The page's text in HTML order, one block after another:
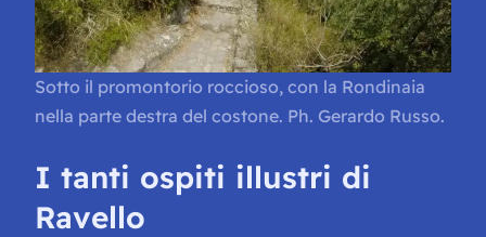
Sotto il promontorio roccioso, con la Rondinaia
nella parte destra del costone. Ph. Gerardo Russo.
I tanti ospiti illustri di
Ravello